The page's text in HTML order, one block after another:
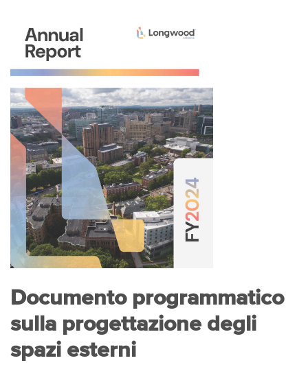
Documento programmatico
sulla progettazione degli
spazi esterni